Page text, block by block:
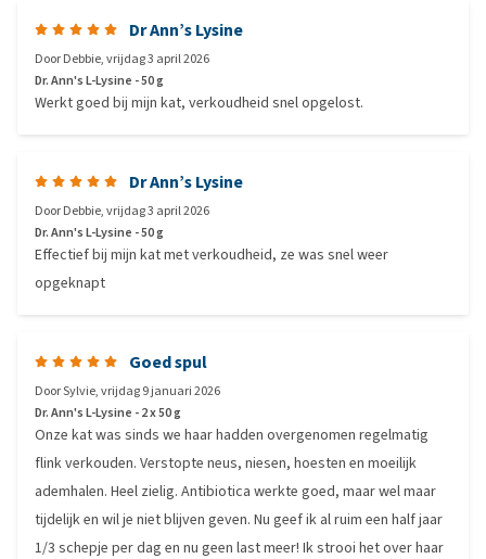
Dr Ann’s Lysine
DoorDebbie,vrijdag 3 april 2026
Dr. Ann's L-Lysine - 50 g
Werkt goed bij mijn kat, verkoudheid snel opgelost.
Dr Ann’s Lysine
DoorDebbie,vrijdag 3 april 2026
Dr. Ann's L-Lysine - 50 g
Effectief bij mijn kat met verkoudheid, ze was snel weer
opgeknapt
Goed spul
DoorSylvie,vrijdag 9 januari 2026
Dr. Ann's L-Lysine - 2 x 50 g
Onze kat was sinds we haar hadden overgenomen regelmatig
flink verkouden. Verstopte neus, niesen, hoesten en moeilijk
ademhalen. Heel zielig. Antibiotica werkte goed, maar wel maar
tijdelijk en wil je niet blijven geven. Nu geef ik al ruim een half jaar
1/3 schepje per dag en nu geen last meer! Ik strooi het over haar